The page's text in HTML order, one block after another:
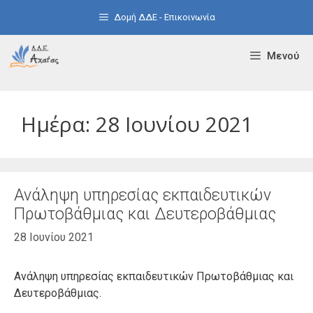
Δομή ΔΔΕ - Επικοινωνία
Μενού
Ημέρα: 28 Ιουνίου 2021
Ανάληψη υπηρεσίας εκπαιδευτικών
Πρωτοβάθμιας και Δευτεροβάθμιας
28 Ιουνίου 2021
Ανάληψη υπηρεσίας εκπαιδευτικών Πρωτοβάθμιας και
Δευτεροβάθμιας.